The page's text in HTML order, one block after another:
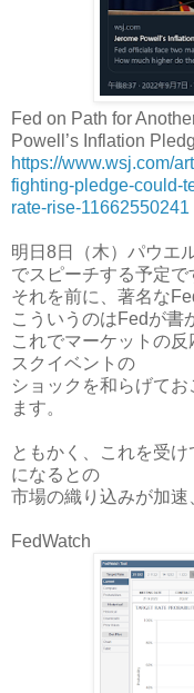
Fed on Path for
Powell’s Inflation
https://www.wsj.com/
fighting-pledge-could-
rate-rise-11662550241
明日8日（木）パウエ
でスピーチする予定で
それを前に、著名な
こういうのはFedが書
これでマーケットの
スクイベントの
ショックを和らげて
ます。
ともかく、これを受
になるとの
市場の織り込みが加速
FedWatch